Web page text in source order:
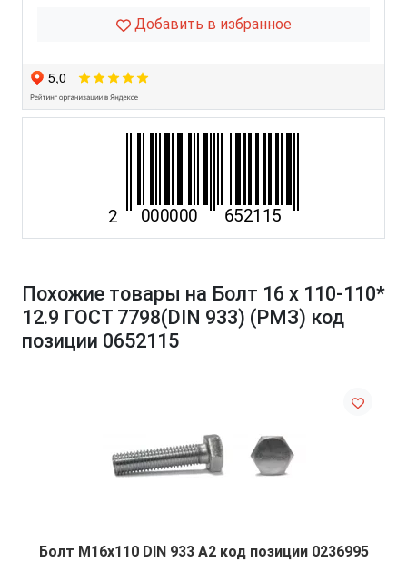
Добавить в избранное
Похожие товары на Болт 16 х 110-110*
12.9 ГОСТ 7798(DIN 933) (РМЗ) код
позиции 0652115
Болт М16х110 DIN 933 A2 код позиции 0236995